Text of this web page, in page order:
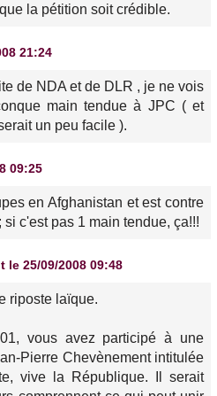
la pétition soit crédible.
21:24
de NDA et de DLR , je ne vois
main tendue à JPC ( et
un peu facile ).
09:25
en Afghanistan et est contre
c'est pas 1 main tendue, ça!!!
le 25/09/2008 09:48
riposte laïque.
vous avez participé à une
Pierre Chevènement intitulée
vive la République. Il serait